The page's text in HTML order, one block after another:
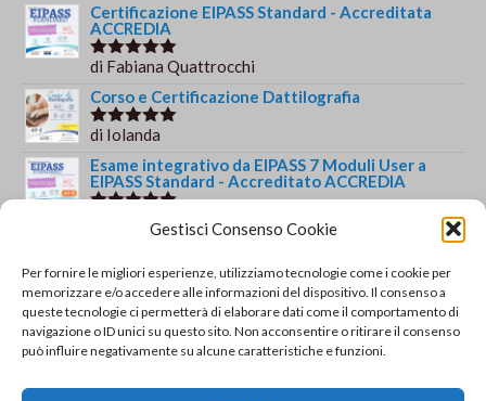
Gestisci Consenso Cookie
Per fornire le migliori esperienze, utilizziamo tecnologie come i cookie per
memorizzare e/o accedere alle informazioni del dispositivo. Il consenso a
queste tecnologie ci permetterà di elaborare dati come il comportamento di
navigazione o ID unici su questo sito. Non acconsentire o ritirare il consenso
può influire negativamente su alcune caratteristiche e funzioni.
€69.00.€49.00.
Certificazione EIPASS Standard - Accreditata
ACCREDIA
Valutato5
di Fabiana Quattrocchi
Corso e Certificazione Dattilografia
Valutato5
di Iolanda
Esame integrativo da EIPASS 7 Moduli User a
EIPASS Standard - Accreditato ACCREDIA
Valutato5
di francesca paola b.
Moduli User con videolezioni
Valutato5
su 5
di francesca paola b.
Certificazione informatica EIPASS 7 Moduli User
su 5